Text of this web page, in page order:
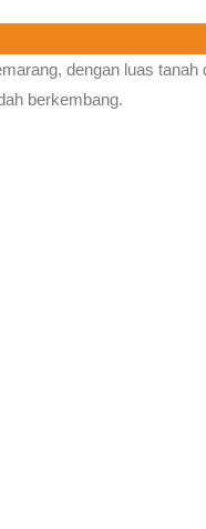
, dengan luas
berkembang.